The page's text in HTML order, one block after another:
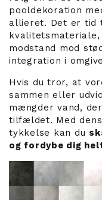
pooldekoration
allieret. Det er tid
kvalitetsmateriale,
modstand mod
integration i
Hvis du tror, at
sammen eller
mængder vand,
tilfældet. Med
tykkelse kan du
og fordybe dig